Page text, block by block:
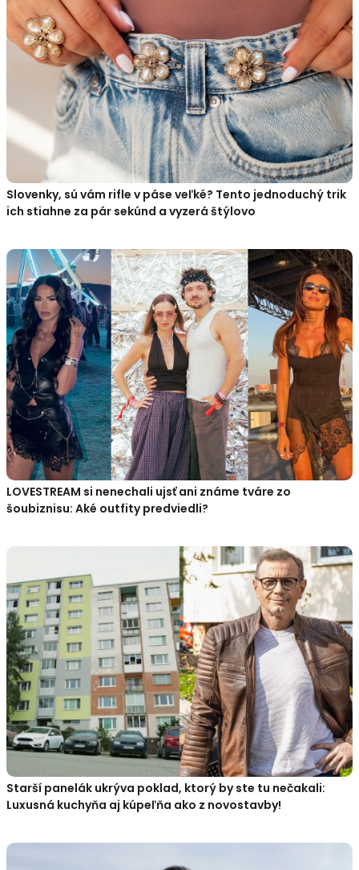
Slovenky, sú vám rifle v páse veľké? Tento jednoduchý trik
ich stiahne za pár sekúnd a vyzerá štýlovo
LOVESTREAM si nenechali ujsť ani známe tváre zo
šoubiznisu: Aké outfity predviedli?
Starší panelák ukrýva poklad, ktorý by ste tu nečakali:
Luxusná kuchyňa aj kúpeľňa ako z novostavby!